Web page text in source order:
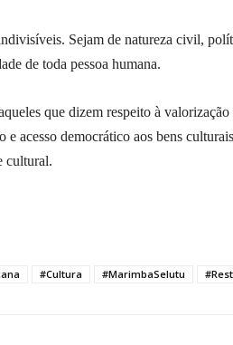
Sejam de natureza civil,
de toda pessoa humana.
que dizem respeito à
acesso democrático aos bens
cultural.
#Cultura #MarimbaSelutu